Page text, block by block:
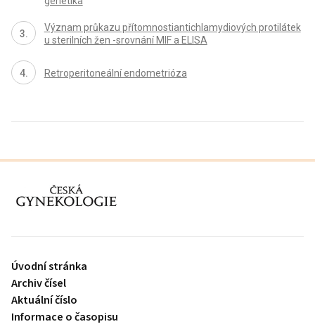
Význam průkazu přítomnostiantichlamydiových protilátek
u sterilních žen -srovnání MIF a ELISA
Retroperitoneální endometrióza
proLékaře.cz
Úvodní stránka
Archiv čísel
Aktuální číslo
Informace o časopisu